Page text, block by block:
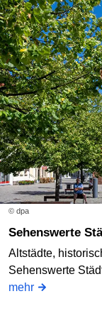
© dpa
Sehenswerte
Altstädte,
Sehenswerte
mehr